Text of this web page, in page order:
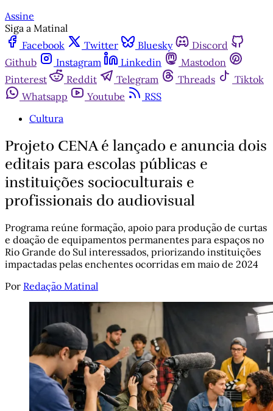
Assine
Siga a Matinal
Facebook
Twitter Bluesky
Discord
Github
Instagram Linkedin
Mastodon
Pinterest
Reddit Telegram Threads
Tiktok
Whatsapp
Youtube
RSS
Cultura
Projeto CENA é lançado e anuncia dois
editais para escolas públicas e
instituições socioculturais e
profissionais do audiovisual
Programa reúne formação, apoio para produção de curtas
e doação de equipamentos permanentes para espaços no
Rio Grande do Sul interessados, priorizando instituições
impactadas pelas enchentes ocorridas em maio de 2024
Por Redação Matinal